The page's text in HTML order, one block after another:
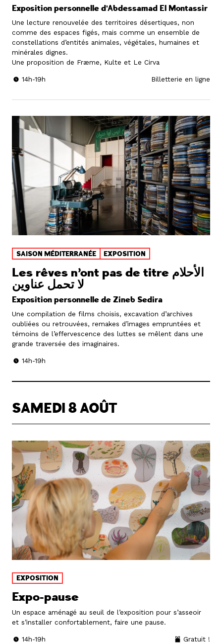
Exposition personnelle d'Abdessamad El Montassir
Une lecture renouvelée des territoires désertiques, non
comme des espaces figés, mais comme un ensemble de
constellations d’entités animales, végétales, humaines et
minérales dignes.
Une proposition de Fræme, Kulte et Le Cirva
14h-19h Billetterie en ligne
SAISON MÉDITERRANÉE EXPOSITION
Les rêves n’ont pas de titre الأحلام
لا تحمل عناوين
Exposition personnelle de Zineb Sedira
Une compilation de films choisis, excavation d’archives
oubliées ou retrouvées, remakes d’images empruntées et
témoins de l’effervescence des luttes se mêlent dans une
grande traversée des imaginaires.
14h-19h
SAMEDI 8 AOÛT
EXPOSITION
Expo-pause
Un espace aménagé au seuil de l’exposition pour s’asseoir
et s’installer confortablement, faire une pause.
14h-19h Gratuit !